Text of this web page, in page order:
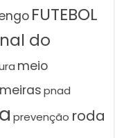
FUTEBOL
do
meio
pnad
prevenção roda